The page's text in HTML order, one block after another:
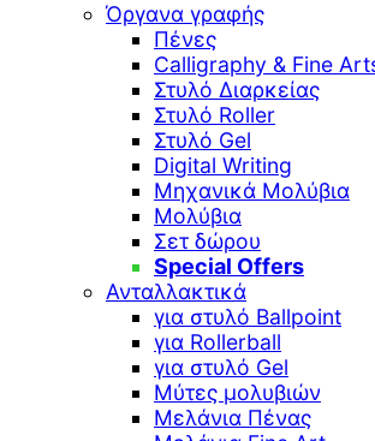
Όργανα γραφής
Πένες
Calligraphy & Fine
Στυλό Διαρκείας
Στυλό Roller
Στυλό Gel
Digital Writing
Μηχανικά Μολύβια
Μολύβια
Σετ δώρου
Special Offers
Ανταλλακτικά
για στυλό Ballpoint
για Rollerball
για στυλό Gel
Μύτες μολυβιών
Μελάνια Πένας